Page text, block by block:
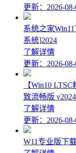
更新：2026-
系统之家
系统]2024
了解详情
更新：2026-
【Win10
致流畅版 v2024
了解详情
更新：2026-
W11专业版下